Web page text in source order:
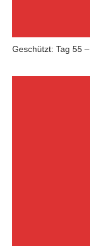
Geschützt: Tag 55